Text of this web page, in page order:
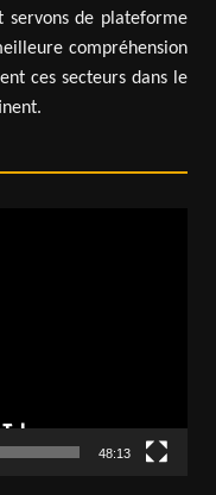
servons de plateforme
compréhension
ces secteurs dans le
48:13